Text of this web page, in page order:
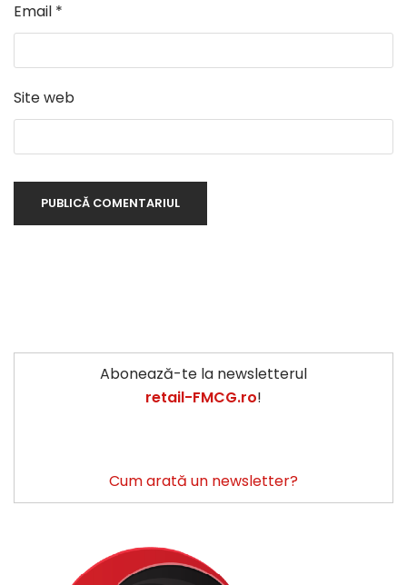
Email *
Site web
Abonează-te la newsletterul
retail-FMCG.ro!
Cum arată un newsletter?